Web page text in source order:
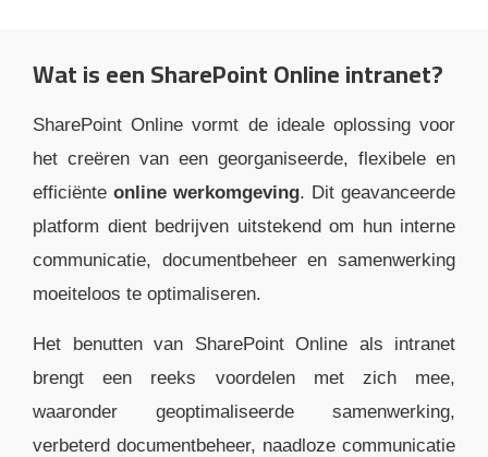
Wat is een SharePoint Online intranet?
SharePoint Online vormt de ideale oplossing voor
het creëren van een georganiseerde, flexibele en
efficiënte online werkomgeving. Dit geavanceerde
platform dient bedrijven uitstekend om hun interne
communicatie, documentbeheer en samenwerking
moeiteloos te optimaliseren.
Het benutten van SharePoint Online als intranet
brengt een reeks voordelen met zich mee,
waaronder geoptimaliseerde samenwerking,
verbeterd documentbeheer, naadloze communicatie